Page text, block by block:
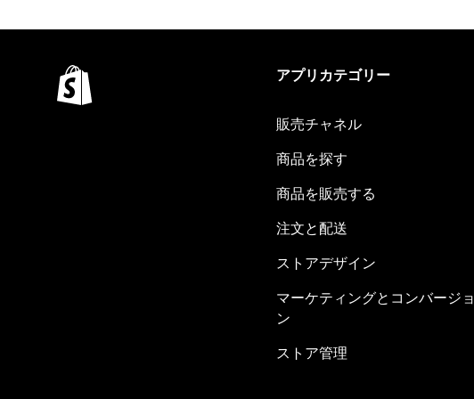
アプリカテゴリー
販売チャネル
商品を探す
商品を販売する
注文と配送
ストアデザイン
マーケティングとコンバージョ
ン
ストア管理